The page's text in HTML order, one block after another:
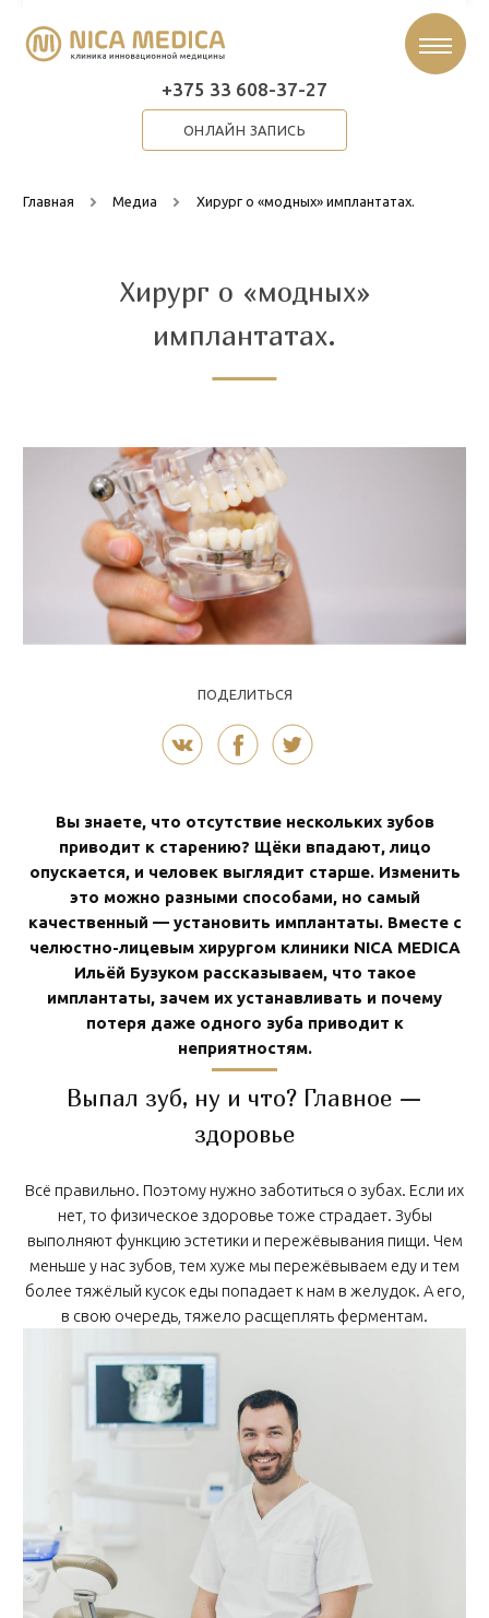
+375 33 608-37-27
ОНЛАЙН ЗАПИСЬ
Главная Медиа Хирург о «модных» имплантатах.
Хирург о «модных»
имплантатах.
ПОДЕЛИТЬСЯ
Вы знаете, что отсутствие нескольких зубов
приводит к старению? Щёки впадают, лицо
опускается, и человек выглядит старше. Изменить
это можно разными способами, но самый
качественный — установить имплантаты. Вместе с
челюстно-лицевым хирургом клиники NICA MEDICA
Ильёй Бузуком рассказываем, что такое
имплантаты, зачем их устанавливать и почему
потеря даже одного зуба приводит к
неприятностям.
Выпал зуб, ну и что? Главное —
здоровье
Всё правильно. Поэтому нужно заботиться о зубах. Если их
нет, то физическое здоровье тоже страдает. Зубы
выполняют функцию эстетики и пережёвывания пищи. Чем
меньше у нас зубов, тем хуже мы пережёвываем еду и тем
более тяжёлый кусок еды попадает к нам в желудок. А его,
в свою очередь, тяжело расщеплять ферментам.